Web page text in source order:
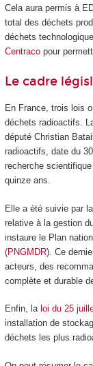
Cela aura permis à
total des déchets
déchets
Centracopour
Le cadre
En France, trois lois
déchets radioactifs.
député Christian
radioactifs, date du
recherche
quinze ans.
Elle a été suivie par la
relative à la gestion
instaure le Plan
(PNGMDR). Ce
acteurs, des
complète et durable
Enfin, la loi du 25
installation de
déchets les plus